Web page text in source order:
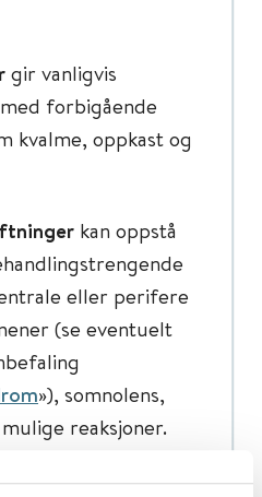
gir vanligvis
forbigående
kvalme, oppkast og
kan oppstå
eller perifere
(se eventuelt
»), somnolens,
reaksjoner.